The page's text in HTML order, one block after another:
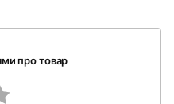
про товар